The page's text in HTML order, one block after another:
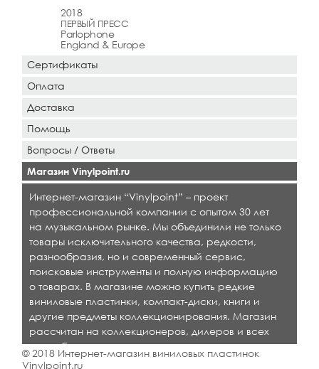
2018
ПЕРВЫЙ ПРЕСС
Parlophone
England & Europe
Сертификаты
Оплата
Доставка
Помощь
Вопросы / Ответы
Магазин Vinylpoint.ru
Интернет-магазин “Vinylpoint” – проект
профессиональной компании с опытом 30 лет
на музыкальном рынке. Мы объединили не только
товары исключительного качества, редкости,
разнообразия, но и современный сервис,
поисковые инструменты и полную информацию
о товарах. В магазине можно купить редкие
виниловые пластинки, компакт-диски, книги и
другие предметы коллекционирования. Магазин
рассчитан на коллекционеров, дилеров и всех
кто любит качественную музыку.
© 2018 Интернет-магазин виниловых пластинок
Vinylpoint.ru